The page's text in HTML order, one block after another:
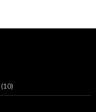
(10)